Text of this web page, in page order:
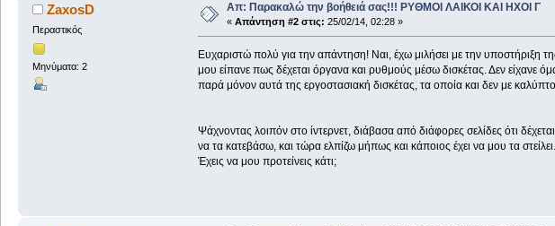
ZaxosD
Περαστικός
Μηνύματα: 2
Απ: Παρακαλώ την βοήθειά σας!!! ΡΥΘΜΟΙ ΛΑΙΚΟΙ ΚΑΙ ΗΧΟΙ Γ
« Απάντηση #2 στις: 25/02/14, 02:28 »
Ευχαριστώ πολύ για την απάντηση! Ναι, έχω μιλήσει με την υποστήριξη
μου είπανε πως δέχεται όργανα και ρυθμούς μέσω δισκέτας. Δεν είχανε
παρά μόνον αυτά της εργοστασιακή δισκέτας, τα οποία και δεν με
Ψάχνοντας λοιπόν στο ίντερνετ, διάβασα από διάφορες σελίδες ότι
να τα κατεβάσω, και τώρα ελπίζω μήπως και κάποιος έχει να μου τα στείλει.
Έχεις να μου προτείνεις κάτι;